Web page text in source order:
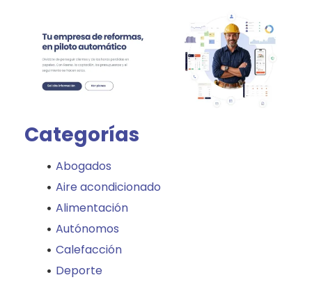
Categorías
Abogados
Aire acondicionado
Alimentación
Autónomos
Calefacción
Deporte